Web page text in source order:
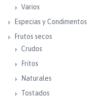
Varios
Especias y Condimentos
Frutos secos
Crudos
Fritos
Naturales
Tostados